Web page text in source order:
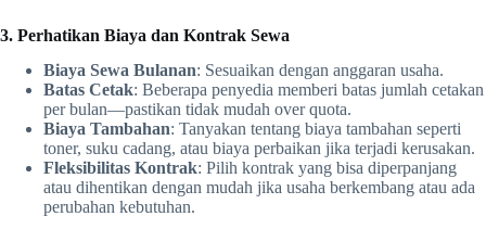
3. Perhatikan Biaya dan Kontrak Sewa
Biaya Sewa Bulanan: Sesuaikan dengan anggaran usaha.
Batas Cetak: Beberapa penyedia memberi batas jumlah cetakan
per bulan—pastikan tidak mudah over quota.
Biaya Tambahan: Tanyakan tentang biaya tambahan seperti
toner, suku cadang, atau biaya perbaikan jika terjadi kerusakan.
Fleksibilitas Kontrak: Pilih kontrak yang bisa diperpanjang
atau dihentikan dengan mudah jika usaha berkembang atau ada
perubahan kebutuhan.